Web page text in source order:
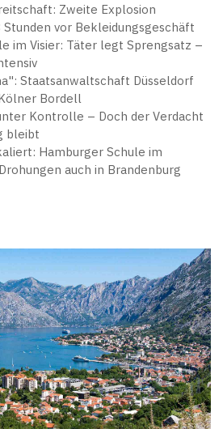
Zweite Explosion
vor Bekleidungsgeschäft
im Visier: Täter legt Sprengsatz –
Staatsanwaltschaft Düsseldorf
Bordell
Kontrolle – Doch der Verdacht
bleibt
Hamburger Schule im
auch in Brandenburg